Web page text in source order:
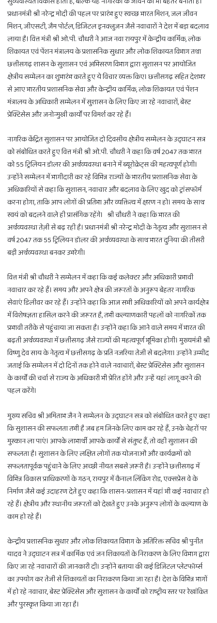
प्रधानमंत्री श्री नरेन्द्र मोदी की पहल पर प्रारंभ हुए स्वच्छ भारत मिशन, जल जीवन
मिशन, जीएसटी, जैम पोर्टल, डिजिटल इनक्लुजन जैसे नवाचारों ने देश में बड़ा बदलाव
लाया है। वित्त मंत्री श्री ओ.पी. चौधरी ने आज नवा रायपुर में केन्द्रीय कार्मिक, लोक
शिकायत एवं पेंशन मंत्रालय के प्रशासनिक सुधार और लोक शिकायत विभाग तथा
छत्तीसगढ़ शासन के सुशासन एवं अभिसरण विभाग द्वारा सुशासन पर आयोजित
क्षेत्रीय सम्मेलन का शुभारंभ करते हुए ये विचार व्यक्त किए। छत्तीसगढ़ सहित देशभर
से आए भारतीय प्रशासनिक सेवा और केन्द्रीय कार्मिक, लोक शिकायत एवं पेंशन
मंत्रालय के अधिकारी सम्मेलन में सुशासन के लिए किए जा रहे नवाचारों, बेस्ट
प्रेक्टिसेस और जनोन्मुखी कार्यों पर विमर्श कर रहे हैं।
नागरिक केंद्रित सुशासन पर आयोजित दो दिवसीय क्षेत्रीय सम्मेलन के उद्घाटन सत्र
को संबोधित करते हुए वित्त मंत्री श्री ओ.पी. चौधरी ने कहा कि वर्ष 2047 तक भारत
को 55 ट्रिलियन डॉलर की अर्थव्यवस्था बनाने में ब्यूरोक्रेट्स की महत्वपूर्ण होगी।
उन्होंने सम्मेलन में भागीदारी कर रहे विभिन्न राज्यों के भारतीय प्रशासनिक सेवा के
अधिकारियों से कहा कि सुशासन, नवाचार और बदलाव के लिए खुद को ट्रांसफॉर्म
करना होगा, ताकि आप लोगों की प्रतिभा और व्यक्तित्व में क्षरण न हो। समय के साथ
स्वयं को बदलने वाले ही प्रासंगिक रहेंगे। श्री चौधरी ने कहा कि भारत की
अर्थव्यवस्था तेज़ी से बढ़ रही है। प्रधानमंत्री श्री नरेन्द्र मोदी के नेतृत्व और सुशासन से
वर्ष 2047 तक 55 ट्रिलियन डॉलर की अर्थव्यवस्था के साथ भारत दुनिया की तीसरी
बड़ी अर्थव्यवस्था बनकर उभरेगी।
वित्त मंत्री श्री चौधरी ने सम्मेलन में कहा कि कई कलेक्टर और अधिकारी प्रभावी
नवाचार कर रहे हैं। समय और अपने क्षेत्र की जरूरतों के अनुरूप बेहतर नागरिक
सेवाएं डिलीवर कर रहे हैं। उन्होंने कहा कि आज सभी अधिकारियों को अपने कार्यक्षेत्र
में विशेषज्ञता हासिल करने की जरूरत है, तभी कल्याणकारी पहलों को नागरिकों तक
प्रभावी तरीके से पहुंचाया जा सकता है। उन्होंने कहा कि आने वाले समय में भारत की
बढ़ती अर्थव्यवस्था में छत्तीसगढ़ जैसे राज्यों की महत्वपूर्ण भूमिका होगी। मुख्यमंत्री श्री
विष्णु देव साय के नेतृत्व में छत्तीसगढ़ के प्रति नजरिया तेजी से बदलेगा। उन्होंने उम्मीद
जताई कि सम्मेलन में दो दिनों तक होने वाले नवाचारों, बेस्ट प्रेक्टिसेस और सुशासन
के कार्यों की चर्चा से राज्य के अधिकारी भी प्रेरित होंगे और उन्हें यहां लागू करने की
पहल करेंगे।
मुख्य सचिव श्री अमिताभ जैन ने सम्मेलन के उद्घाटन सत्र को संबोधित करते हुए कहा
कि सुशासन की सफलता तभी है जब हम जिनके लिए काम कर रहे हैं, उनके चेहरों पर
मुस्कान ला पाएं। आपके लाभार्थी आपके कार्यों से संतुष्ट हैं, तो वही सुशासन की
सफलता है। सुशासन के लिए लक्षित लोगों तक योजनाओं और कार्यक्रमों को
सफलतापूर्वक पहुंचाने के लिए अच्छी नीयत सबसे ज़रूरी है। उन्होंने छत्तीसगढ़ में
विभिन्न विकास प्राधिकरणों के गठन, रायपुर में कैनाल लिंकिंग रोड, एक्सप्रेस वे के
निर्माण जैसे कई उदाहरण देते हुए कहा कि शासन-प्रशासन में यहां भी कई नवाचार हो
रहे हैं। क्षेत्रीय और स्थानीय जरूरतों को देखते हुए उनके अनुरूप लोगों के कल्याण के
काम हो रहे हैं।
केन्द्रीय प्रशासनिक सुधार और लोक शिकायत विभाग के अतिरिक्त सचिव श्री पुनीत
यादव ने उद्घाटन सत्र में कार्मिक एवं जन शिकायतों के निराकरण के लिए विभाग द्वारा
किए जा रहे नवाचारों की जानकारी दी। उन्होंने बताया की कई डिजिटल प्लेटफॉर्म्स
का उपयोग कर तेजी से शिकायतों का निराकरण किया जा रहा है। देश के विभिन्न भागों
में हो रहे नवाचार, बेस्ट प्रेक्टिसेस और सुशासन के कार्यों को राष्ट्रीय स्तर पर रेखांकित
और पुरस्कृत किया जा रहा है।